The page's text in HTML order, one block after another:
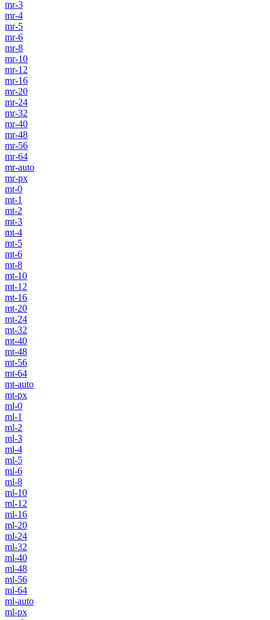
mr-3
mr-4
mr-5
mr-6
mr-8
mr-10
mr-12
mr-16
mr-20
mr-24
mr-32
mr-40
mr-48
mr-56
mr-64
mr-auto
mr-px
mt-0
mt-1
mt-2
mt-3
mt-4
mt-5
mt-6
mt-8
mt-10
mt-12
mt-16
mt-20
mt-24
mt-32
mt-40
mt-48
mt-56
mt-64
mt-auto
mt-px
ml-0
ml-1
ml-2
ml-3
ml-4
ml-5
ml-6
ml-8
ml-10
ml-12
ml-16
ml-20
ml-24
ml-32
ml-40
ml-48
ml-56
ml-64
ml-auto
ml-px